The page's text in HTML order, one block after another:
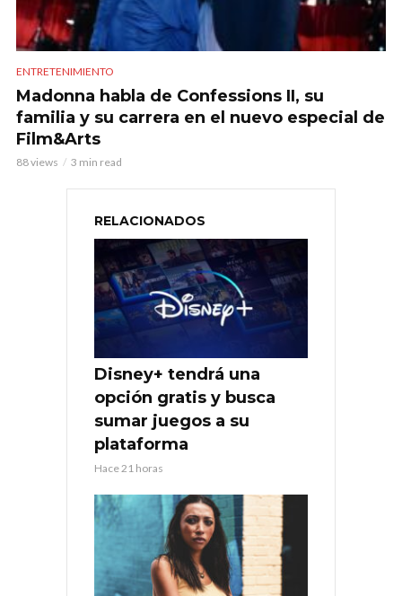
ENTRETENIMIENTO
Madonna habla de Confessions II, su
familia y su carrera en el nuevo especial de
Film&Arts
88 views 3 min read
RELACIONADOS
Disney+ tendrá una
opción gratis y busca
sumar juegos a su
plataforma
Hace 21 horas